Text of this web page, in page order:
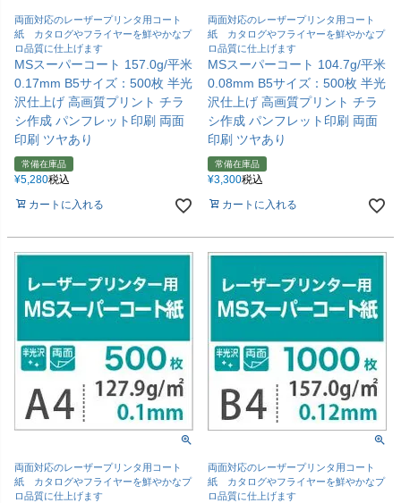
両面対応のレーザープリンタ用コート
紙 カタログやフライヤーを鮮やかなプ
ロ品質に仕上げます
MSスーパーコート 157.0g/平米
0.17mm B5サイズ：500枚 半光
沢仕上げ 高画質プリント チラ
シ作成 パンフレット印刷 両面
印刷 ツヤあり
常備在庫品
¥5,280税込
カートに入れる
両面対応のレーザープリンタ用コート
紙 カタログやフライヤーを鮮やかなプ
ロ品質に仕上げます
MSスーパーコート 104.7g/平米
0.08mm B5サイズ：500枚 半光
沢仕上げ 高画質プリント チラ
シ作成 パンフレット印刷 両面
印刷 ツヤあり
常備在庫品
¥3,300税込
カートに入れる
両面対応のレーザープリンタ用コート
紙 カタログやフライヤーを鮮やかなプ
ロ品質に仕上げます
両面対応のレーザープリンタ用コート
紙 カタログやフライヤーを鮮やかなプ
ロ品質に仕上げます